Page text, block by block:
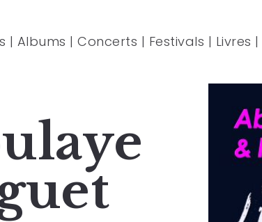
| Albums | Concerts | Festivals | Livres |